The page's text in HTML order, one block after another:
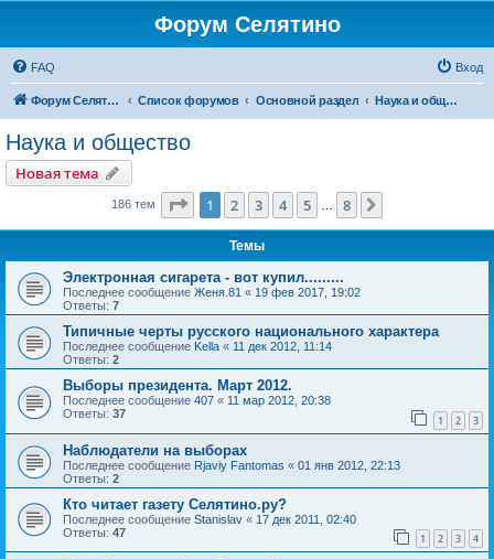
Форум Селятино
FAQ Вход
Форум Селятино Список форумов Основной раздел Наука и общество
Наука и общество
Новая тема
186 тем Страница из
1 2 3 4 5 8
Темы
Электронная сигарета - вот купил.........
Последнее сообщение Женя.81 « 19 фев 2017, 19:02
Ответы: 7
Типичные черты русского национального характера
Последнее сообщение Kella « 11 дек 2012, 11:14
Ответы: 2
Выборы президента. Март 2012.
Последнее сообщение 407 « 11 мар 2012, 20:38
Ответы: 37 1 2 3
Наблюдатели на выборах
Последнее сообщение Rjaviy Fantomas « 01 янв 2012, 22:13
Ответы: 2
Кто читает газету Селятино.ру?
Последнее сообщение Stanislav « 17 дек 2011, 02:40
Ответы: 47 1 2 3 4